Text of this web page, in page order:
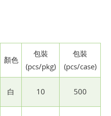
顏色
包裝
(pcs/pkg)
包裝
(pcs/case)
白 10 500